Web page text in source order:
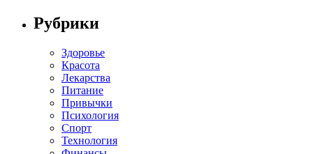
Рубрики
Здоровье
Красота
Лекарства
Питание
Привычки
Психология
Спорт
Технология